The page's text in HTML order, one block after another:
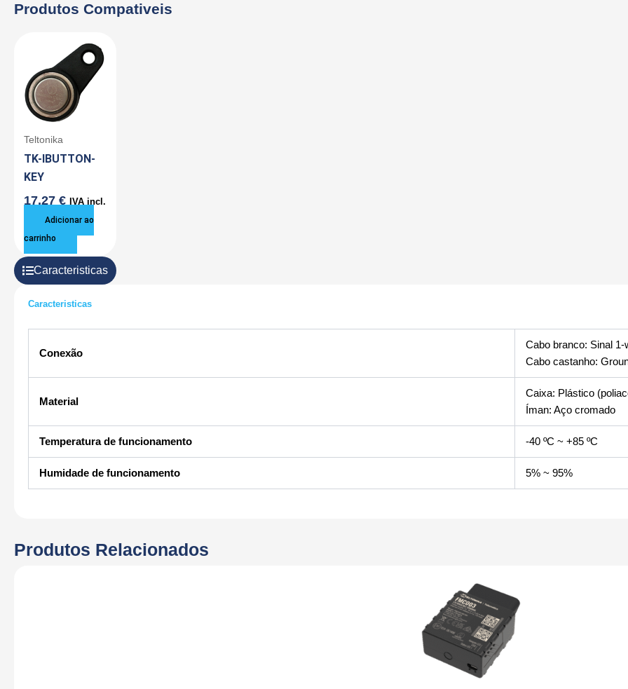
Produtos Compativeis
Teltonika
TK-IBUTTON-
KEY
17,27 € IVA incl.
Adicionar ao
carrinho
Caracteristicas
Caracteristicas
Conexão
Cabo branco: Sinal 1-
Cabo castanho:
Material
Caixa: Plástico
Íman: Aço cromado
Temperatura de funcionamento -40 ºC ~ +85 ºC
Humidade de funcionamento 5% ~ 95%
Produtos Relacionados